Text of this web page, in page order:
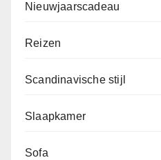
Nieuwjaarscadeau
Reizen
Scandinavische stijl
Slaapkamer
Sofa